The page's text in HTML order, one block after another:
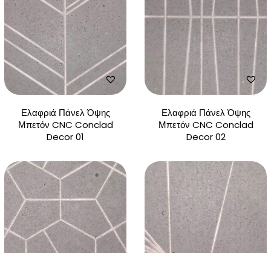
Ελαφριά Πάνελ Όψης
Μπετόν CNC Conclad
Decor 01
Ελαφριά Πάνελ Όψης
Μπετόν CNC Conclad
Decor 02